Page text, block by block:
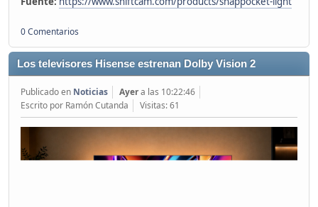
0 Comentarios
Los televisores Hisense estrenan Dolby Vision 2
Publicado en Noticias Ayera las 10:22:46
Escrito por Ramón Cutanda
Visitas: 61